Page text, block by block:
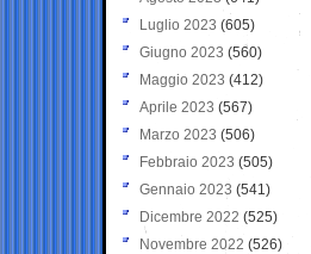
Luglio 2023 (605)
Giugno 2023 (560)
Maggio 2023 (412)
Aprile 2023 (567)
Marzo 2023 (506)
Febbraio 2023 (505)
Gennaio 2023 (541)
Dicembre 2022 (525)
Novembre 2022 (526)